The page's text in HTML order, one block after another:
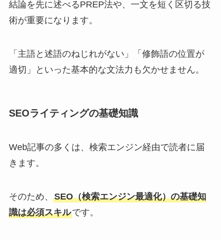
結論を先に述べるPREP法や、一文を短く区切る技
術が重要になります。
「主語と述語のねじれがない」「修飾語の位置が
適切」といった基本的な文法力も欠かせません。
SEOライティングの基礎知識
Web記事の多くは、検索エンジン経由で読者に届
きます。
そのため、 SEO（検索エンジン最適化）の基礎知
識は必須スキルです。